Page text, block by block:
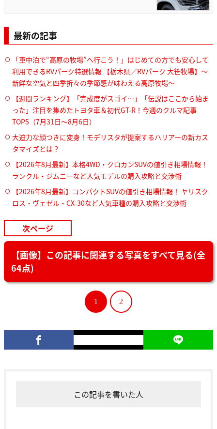
最新の記事
「車中泊で“高原の牧場”へ行こう！」はじめての方でも安心して
利用できるRVパーク特選情報 【栃木県／RVパーク 大笹牧場】～
新鮮な空気と四季折々の季節感が味わえる高原牧場～
【週間ランキング】「完成度がスゴイ…」「伝説はここから始ま
った」注目を集めたトヨタ車＆初代GT-R！今週のクルマ記事
TOP5（7月31日〜8月6日）
大迫力な顔つきに変身！モデリスタが提案するハリアーの新カス
タマイズとは？
【2026年8月最新】本格4WD・クロカンSUVの値引き相場情報！
ランクル・ジムニーなど人気モデルの購入攻略と交渉術
【2026年8月最新】コンパクトSUVの値引き相場情報！ ヤリスク
ロス・ヴェゼル・CX-30など人気車種の購入攻略と交渉術
次ページ
【画像】この記事に関連する写真をすべて見る(全
64点)
1 2
この記事を書いた人